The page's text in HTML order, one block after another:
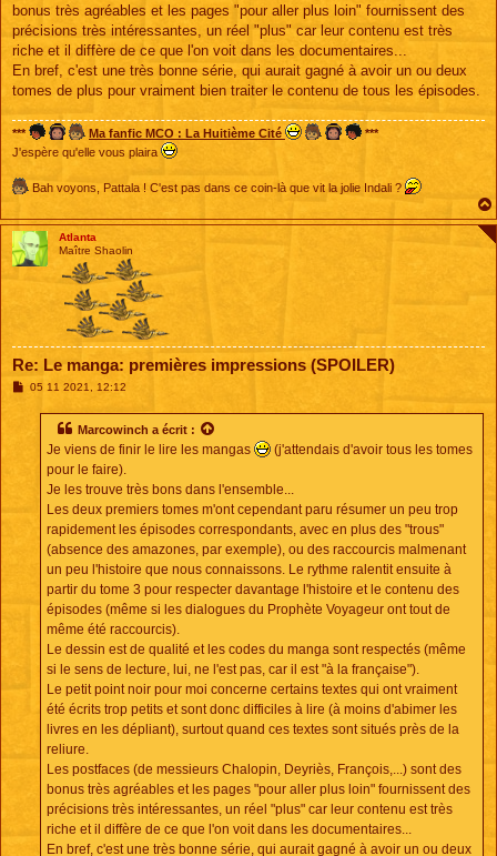
bonus très agréables et les pages "pour aller plus loin" fournissent des
précisions très intéressantes, un réel "plus" car leur contenu est très
riche et il diffère de ce que l'on voit dans les documentaires...
En bref, c'est une très bonne série, qui aurait gagné à avoir un ou deux
tomes de plus pour vraiment bien traiter le contenu de tous les épisodes.
*** Ma fanfic MCO : La Huitième Cité
***
J'espère qu'elle vous plaira
Bah voyons, Pattala ! C'est pas dans ce coin-là que vit la jolie Indali ?
Atlanta
Maître Shaolin
Re: Le manga: premières impressions (SPOILER)
M05 11 2021, 12:12
Marcowinch a écrit :
Je viens de finir le lire les mangas
(j'attendais d'avoir tous les tomes
pour le faire).
Je les trouve très bons dans l'ensemble...
Les deux premiers tomes m'ont cependant paru résumer un peu trop
rapidement les épisodes correspondants, avec en plus des "trous"
(absence des amazones, par exemple), ou des raccourcis malmenant
un peu l'histoire que nous connaissons. Le rythme ralentit ensuite à
partir du tome 3 pour respecter davantage l'histoire et le contenu des
épisodes (même si les dialogues du Prophète Voyageur ont tout de
même été raccourcis).
Le dessin est de qualité et les codes du manga sont respectés (même
si le sens de lecture, lui, ne l'est pas, car il est "à la française").
Le petit point noir pour moi concerne certains textes qui ont vraiment
été écrits trop petits et sont donc difficiles à lire (à moins d'abimer les
livres en les dépliant), surtout quand ces textes sont situés près de la
reliure.
Les postfaces (de messieurs Chalopin, Deyriès, François,...) sont des
bonus très agréables et les pages "pour aller plus loin" fournissent des
précisions très intéressantes, un réel "plus" car leur contenu est très
riche et il diffère de ce que l'on voit dans les documentaires...
En bref, c'est une très bonne série, qui aurait gagné à avoir un ou deux